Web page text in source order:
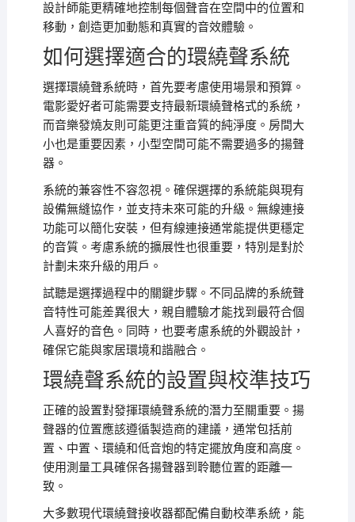
設計師能更精確地控制每個聲音在空間中的位置和
移動，創造更加動態和真實的音效體驗。
如何選擇適合的環繞聲系統
選擇環繞聲系統時，首先要考慮使用場景和預算。
電影愛好者可能需要支持最新環繞聲格式的系統，
而音樂發燒友則可能更注重音質的純淨度。房間大
小也是重要因素，小型空間可能不需要過多的揚聲
器。
系統的兼容性不容忽視。確保選擇的系統能與現有
設備無縫協作，並支持未來可能的升級。無線連接
功能可以簡化安裝，但有線連接通常能提供更穩定
的音質。考慮系統的擴展性也很重要，特別是對於
計劃未來升級的用戶。
試聽是選擇過程中的關鍵步驟。不同品牌的系統聲
音特性可能差異很大，親自體驗才能找到最符合個
人喜好的音色。同時，也要考慮系統的外觀設計，
確保它能與家居環境和諧融合。
環繞聲系統的設置與校準技巧
正確的設置對發揮環繞聲系統的潛力至關重要。揚
聲器的位置應該遵循製造商的建議，通常包括前
置、中置、環繞和低音炮的特定擺放角度和高度。
使用測量工具確保各揚聲器到聆聽位置的距離一
致。
大多數現代環繞聲接收器都配備自動校準系統，能